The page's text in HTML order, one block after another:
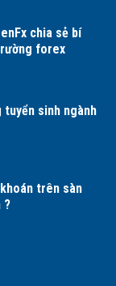
chia sẻ bí
forex
sinh ngành
trên sàn
?